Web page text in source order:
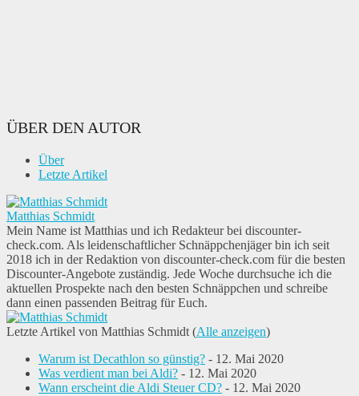
ÜBER DEN AUTOR
Über
Letzte Artikel
Matthias Schmidt
Mein Name ist Matthias und ich Redakteur bei discounter-
check.com. Als leidenschaftlicher Schnäppchenjäger bin ich seit
2018 ich in der Redaktion von discounter-check.com für die besten
Discounter-Angebote zuständig. Jede Woche durchsuche ich die
aktuellen Prospekte nach den besten Schnäppchen und schreibe
dann einen passenden Beitrag für Euch.
Letzte Artikel von Matthias Schmidt (Alle anzeigen)
Warum ist Decathlon so günstig? - 12. Mai 2020
Was verdient man bei Aldi? - 12. Mai 2020
Wann erscheint die Aldi Steuer CD? - 12. Mai 2020